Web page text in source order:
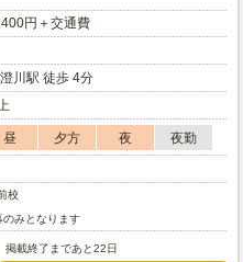
円＋交通費
川駅 徒歩 4分
昼 夕方 夜
夜勤
校
みとなります
掲載終了まであと22日